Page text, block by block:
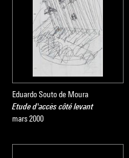
Eduardo Souto de Moura
Etude d'accès côté levant
mars 2000